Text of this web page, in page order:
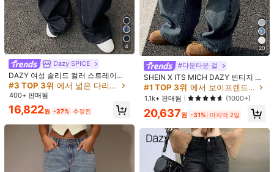
Product Quality: 10 / 10 True to product images:
my
favoritejeansever . ManitItell youtheway rockedthese
jeansinDubailolnoone wouldhaveknown ’sstraightfrom
SHEIN🤣
도움이 됨 (18)
c***a 색: 라이트 워시 / 사이즈: 30
Product Quality:goodquality likeit
True to Product
Images:like Smell Description:no bad smell
도움이 됨(4)
색: 라이트 워시 / 사이즈: 28
thesejeans❤️😍 a90'sR &B Star.
4
Dazy SPICE
DAZY 여성 솔리드 컬러 스트레이트
레그 캐주얼 청바지 Y2k
#3 TOP 3위 에서 넓은 다리 데님 팬츠
400+ 판매됨
16,822원 -37% 추정된
20
#다운타운 걸
SHEIN X ITS MICH DAZY 빈티지 루
즈 스트리트 워시 페이드 와이드 레그
여성용 배기 청바지 Y2K 스쿨
#1 TOP 3위 에서 보이프렌드 핏 여성 데님
1.1k+ 판매됨 (1000+)
20,637원 -31% 마지막 2일